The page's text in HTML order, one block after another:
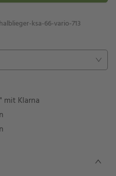
ksa-66-vario-713
mit Klarna